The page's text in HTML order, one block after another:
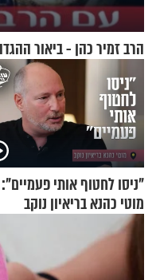
הרב זמיר כהן - ביאור
"ניסו לחטוף אותי פעמיים":
מוטי כהנא בריאיון נוקב